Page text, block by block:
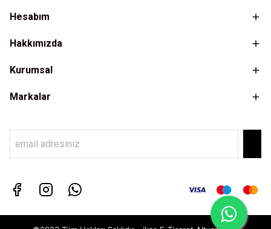
Hesabım
Hakkımızda
Kurumsal
Markalar